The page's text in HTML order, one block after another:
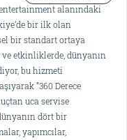
alanındaki
bir ilk olan
bir standart ortaya
etkinliklerde, dünyanın
bu hizmeti
“360 Derece
uca servise
dört bir
yapımcılar,